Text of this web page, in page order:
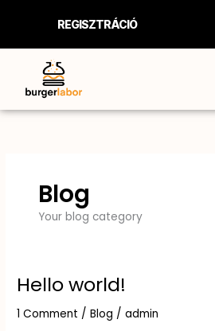
REGISZTRÁCIÓ
Blog
Your blog category
Hello world!
1 Comment /Blog /admin
Hello
world!